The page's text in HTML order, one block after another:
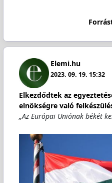
Elemi.hu
2023. 09. 19. 15:32
Elkezdődtek az
elnökségre való
„Az Európai Uniónak békét